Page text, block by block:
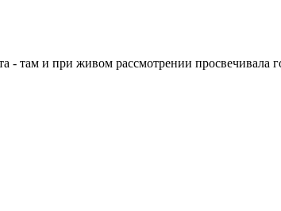
там и при живом рассмотрении просвечивала